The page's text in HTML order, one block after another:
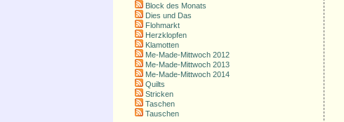
Block des Monats
Dies und Das
Flohmarkt
Herzklopfen
Klamotten
Me-Made-Mittwoch 2012
Me-Made-Mittwoch 2013
Me-Made-Mittwoch 2014
Quilts
Stricken
Taschen
Tauschen